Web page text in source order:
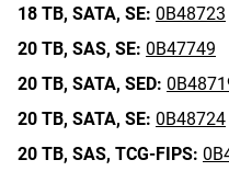
18 TB, SATA, SE: 0B48723
20 TB, SAS, SE: 0B47749
20 TB, SATA, SED:
20 TB, SATA, SE: 0B48724
20 TB, SAS, TCG-FIPS: